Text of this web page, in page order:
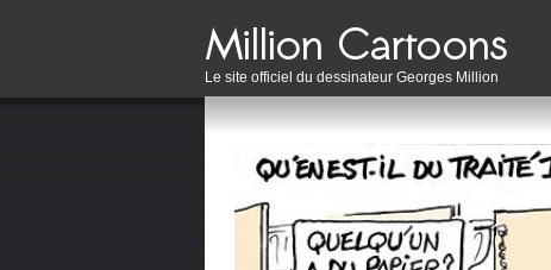
Le site officiel du dessinateur Georges Million